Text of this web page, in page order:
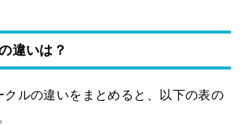
違いは？
クルの違いをまとめると、以下の表の